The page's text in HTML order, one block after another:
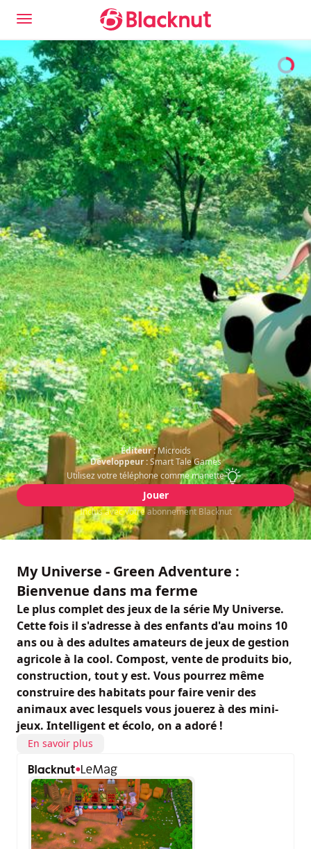
Éditeur :Microids
Développeur : Smart Tale Games
Utilisez votre téléphone comme manette
Jouer
Inclus avec votre abonnement Blacknut
My Universe - Green Adventure :
Bienvenue dans ma ferme
Le plus complet des jeux de la série My Universe.
Cette fois il s'adresse à des enfants d'au moins 10
ans ou à des adultes amateurs de jeux de gestion
agricole à la cool. Compost, vente de produits bio,
construction, tout y est. Vous pourrez même
construire des habitats pour faire venir des
animaux avec lesquels vous jouerez à des mini-
jeux. Intelligent et écolo, on a adoré !
En savoir plus